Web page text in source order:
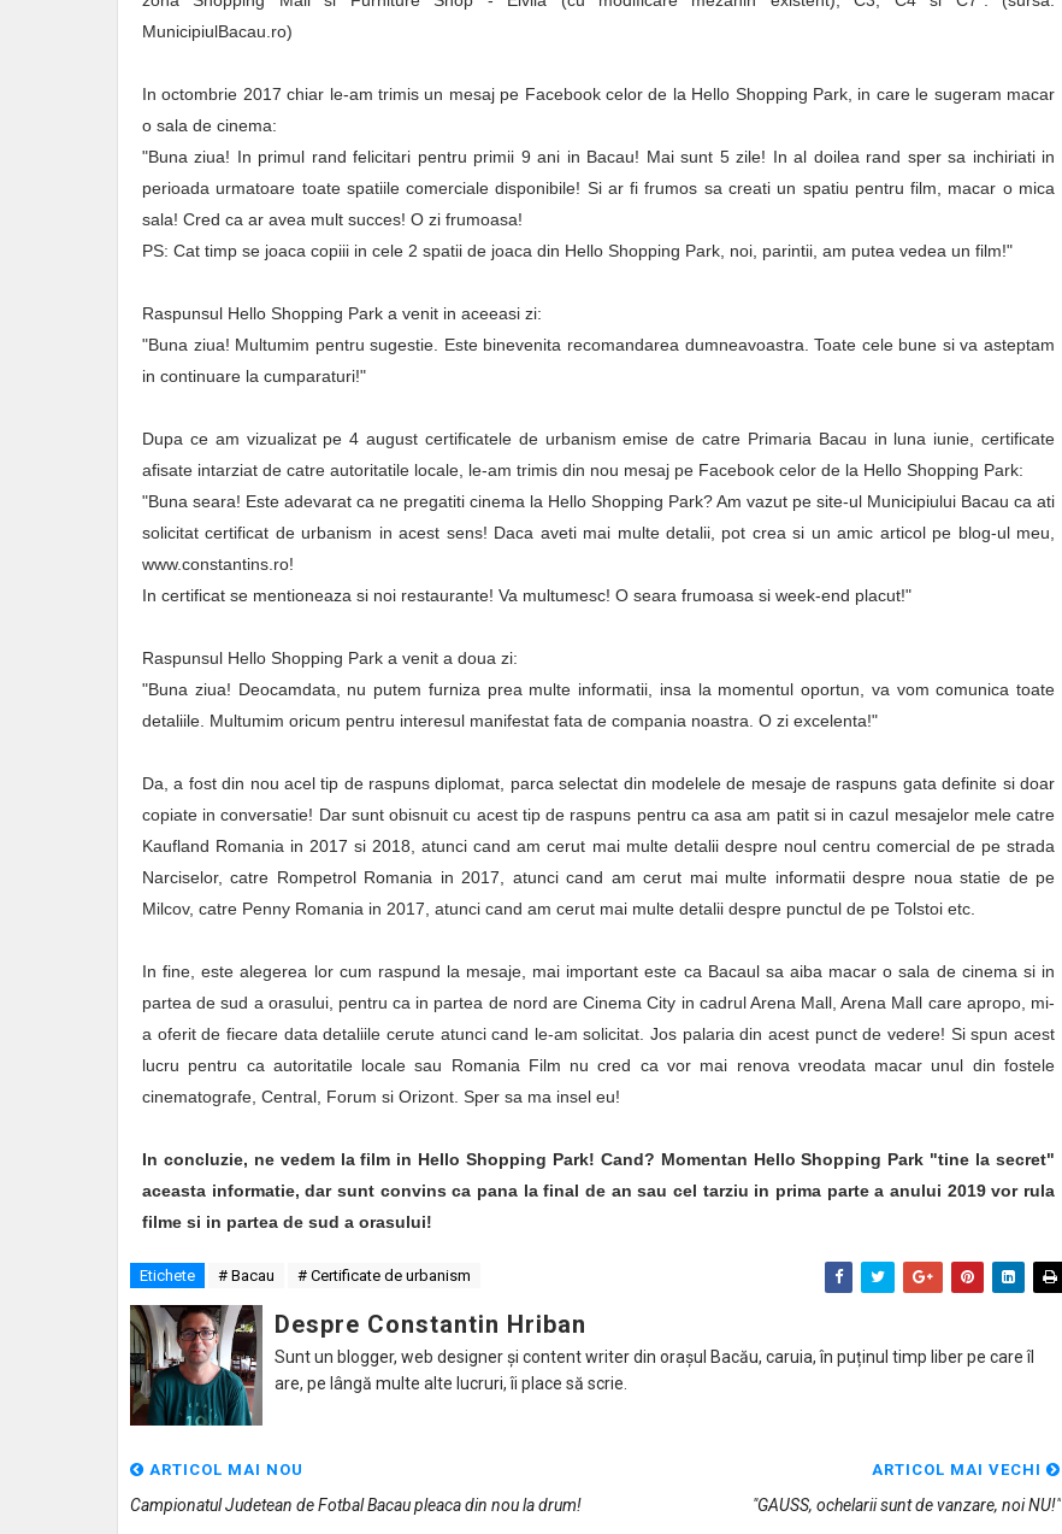
MunicipiulBacau.ro)
In octombrie 2017 chiar le-am trimis un mesaj pe Facebook celor de la Hello Shopping Park, in care le sugeram macar
o sala de cinema:
"Buna ziua! In primul rand felicitari pentru primii 9 ani in Bacau! Mai sunt 5 zile! In al doilea rand sper sa inchiriati in
perioada urmatoare toate spatiile comerciale disponibile! Si ar fi frumos sa creati un spatiu pentru film, macar o mica
sala! Cred ca ar avea mult succes! O zi frumoasa!
PS: Cat timp se joaca copiii in cele 2 spatii de joaca din Hello Shopping Park, noi, parintii, am putea vedea un film!"
Raspunsul Hello Shopping Park a venit in aceeasi zi:
"Buna ziua! Multumim pentru sugestie. Este binevenita recomandarea dumneavoastra. Toate cele bune si va asteptam
in continuare la cumparaturi!"
Dupa ce am vizualizat pe 4 august certificatele de urbanism emise de catre Primaria Bacau in luna iunie, certificate
afisate intarziat de catre autoritatile locale, le-am trimis din nou mesaj pe Facebook celor de la Hello Shopping Park:
"Buna seara! Este adevarat ca ne pregatiti cinema la Hello Shopping Park? Am vazut pe site-ul Municipiului Bacau ca ati
solicitat certificat de urbanism in acest sens! Daca aveti mai multe detalii, pot crea si un amic articol pe blog-ul meu,
www.constantins.ro!
In certificat se mentioneaza si noi restaurante! Va multumesc! O seara frumoasa si week-end placut!"
Raspunsul Hello Shopping Park a venit a doua zi:
"Buna ziua! Deocamdata, nu putem furniza prea multe informatii, insa la momentul oportun, va vom comunica toate
detaliile. Multumim oricum pentru interesul manifestat fata de compania noastra. O zi excelenta!"
Da, a fost din nou acel tip de raspuns diplomat, parca selectat din modelele de mesaje de raspuns gata definite si doar
copiate in conversatie! Dar sunt obisnuit cu acest tip de raspuns pentru ca asa am patit si in cazul mesajelor mele catre
Kaufland Romania in 2017 si 2018, atunci cand am cerut mai multe detalii despre noul centru comercial de pe strada
Narciselor, catre Rompetrol Romania in 2017, atunci cand am cerut mai multe informatii despre noua statie de pe
Milcov, catre Penny Romania in 2017, atunci cand am cerut mai multe detalii despre punctul de pe Tolstoi etc.
In fine, este alegerea lor cum raspund la mesaje, mai important este ca Bacaul sa aiba macar o sala de cinema si in
partea de sud a orasului, pentru ca in partea de nord are Cinema City in cadrul Arena Mall, Arena Mall care apropo, mi-
a oferit de fiecare data detaliile cerute atunci cand le-am solicitat. Jos palaria din acest punct de vedere! Si spun acest
lucru pentru ca autoritatile locale sau Romania Film nu cred ca vor mai renova vreodata macar unul din fostele
cinematografe, Central, Forum si Orizont. Sper sa ma insel eu!
In concluzie, ne vedem la film in Hello Shopping Park! Cand? Momentan Hello Shopping Park "tine la secret"
aceasta informatie, dar sunt convins ca pana la final de an sau cel tarziu in prima parte a anului 2019 vor rula
filme si in partea de sud a orasului!
Etichete # Bacau # Certificate de urbanism
Despre Constantin Hriban
Sunt un blogger, web designer și content writer din orașul Bacău, caruia, în puținul timp liber pe care îl
are, pe lângă multe alte lucruri, îi place să scrie.
ARTICOL MAI NOU
Campionatul Judetean de Fotbal Bacau pleaca din nou la drum!
ARTICOL MAI VECHI
"GAUSS, ochelarii sunt de vanzare, noi NU!"